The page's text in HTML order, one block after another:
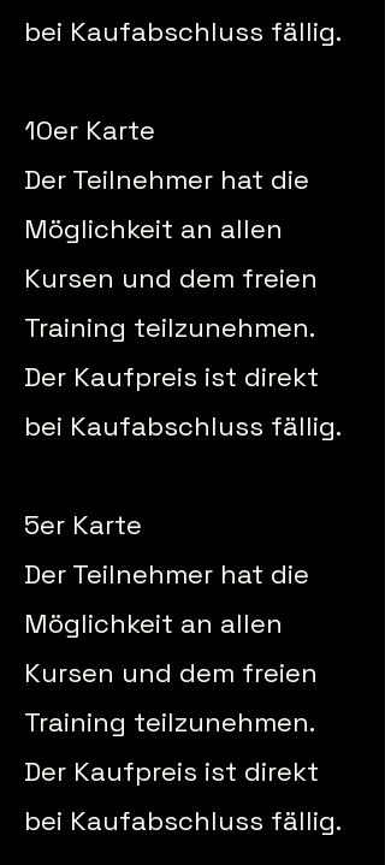
bei Kaufabschluss fällig.
10er Karte
Der Teilnehmer hat die
Möglichkeit an allen
Kursen und dem freien
Training teilzunehmen.
Der Kaufpreis ist direkt
bei Kaufabschluss fällig.
5er Karte
Der Teilnehmer hat die
Möglichkeit an allen
Kursen und dem freien
Training teilzunehmen.
Der Kaufpreis ist direkt
bei Kaufabschluss fällig.